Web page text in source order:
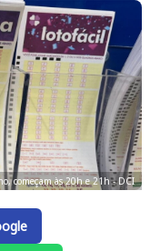
começam às 20h e 21h - DCI